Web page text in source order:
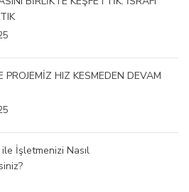
PROJEMİZ HIZ KESMEDEN DEVAM
İşletmenizi Nasıl